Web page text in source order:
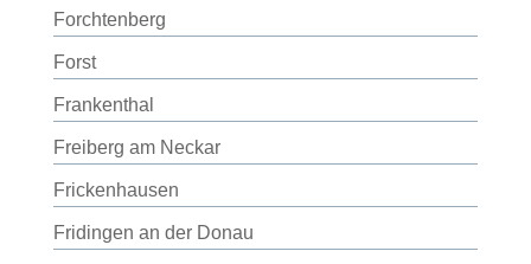
Forchtenberg
Forst
Frankenthal
Freiberg am Neckar
Frickenhausen
Fridingen an der Donau